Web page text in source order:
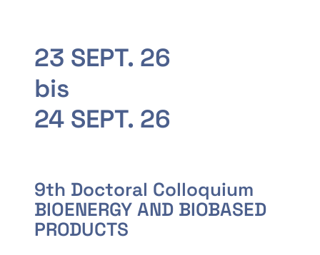
23 SEPT. 26
bis
24 SEPT. 26
9th Doctoral Colloquium
BIOENERGY AND BIOBASED
PRODUCTS